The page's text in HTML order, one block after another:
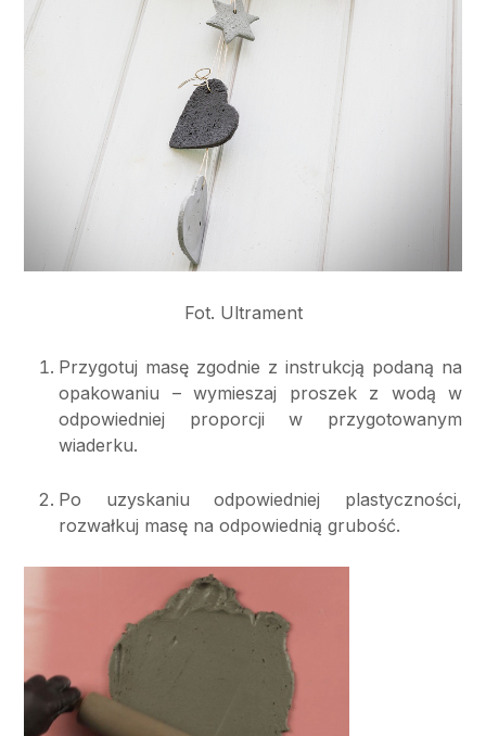
Fot. Ultrament
Przygotuj masę zgodnie z instrukcją podaną na
opakowaniu – wymieszaj proszek z wodą w
odpowiedniej proporcji w przygotowanym
wiaderku.
Po uzyskaniu odpowiedniej plastyczności,
rozwałkuj masę na odpowiednią grubość.